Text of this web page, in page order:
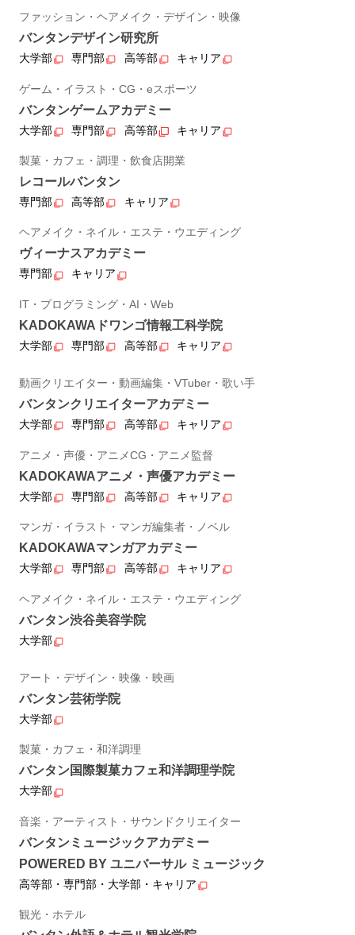
ファッション・ヘアメイク・デザイン・映像
バンタンデザイン研究所
大学部 専門部 高等部 キャリア
ゲーム・イラスト・CG・eスポーツ
バンタンゲームアカデミー
大学部 専門部 高等部 キャリア
製菓・カフェ・調理・飲食店開業
レコールバンタン
専門部 高等部 キャリア
ヘアメイク・ネイル・エステ・ウエディング
ヴィーナスアカデミー
専門部 キャリア
IT・プログラミング・AI・Web
KADOKAWAドワンゴ情報工科学院
大学部 専門部 高等部 キャリア
動画クリエイター・動画編集・VTuber・歌い手
バンタンクリエイターアカデミー
大学部 専門部 高等部 キャリア
アニメ・声優・アニメCG・アニメ監督
KADOKAWAアニメ・声優アカデミー
大学部 専門部 高等部 キャリア
マンガ・イラスト・マンガ編集者・ノベル
KADOKAWAマンガアカデミー
大学部 専門部 高等部 キャリア
ヘアメイク・ネイル・エステ・ウエディング
バンタン渋谷美容学院
大学部
アート・デザイン・映像・映画
バンタン芸術学院
大学部
製菓・カフェ・和洋調理
バンタン国際製菓カフェ和洋調理学院
大学部
音楽・アーティスト・サウンドクリエイター
バンタンミュージックアカデミー
POWERED BY ユニバーサル ミュージック
高等部・専門部・大学部・キャリア
観光・ホテル